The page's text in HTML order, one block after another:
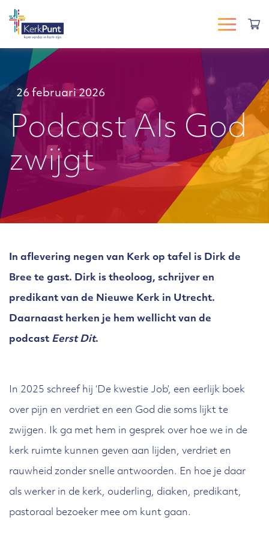
26 februari 2026
Podcast Als God
zwijgt
In aflevering negen van Kerk op tafel is Dirk de
Bree te gast. Dirk is theoloog, schrijver en
predikant van de Nieuwe Kerk in Utrecht.
Daarnaast herken je hem wellicht van de
podcast Eerst Dit.
In 2025 schreef hij ‘De kwestie Job’, een eerlijk boek
over pijn en verdriet en een God die soms lijkt te
zwijgen. Ik ga met hem in gesprek over hoe we in de
kerk ruimte kunnen geven aan lijden, verdriet en
rauwheid zonder snelle antwoorden. En hoe je daar
als werker in de kerk, ouderling, diaken, predikant,
pastoraal bezoeker mee om kunt gaan.